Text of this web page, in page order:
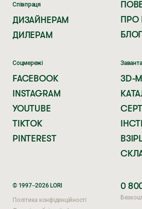
© 1997–2026 LORI
Політика конфіденційності
Співпраця
ДИЗАЙНЕРАМ
ДИЛЕРАМ
ПРО
БЛОГ
Соцмережі
FACEBOOK
INSTAGRAM
YOUTUBE
TIKTOK
PINTEREST
3D-
0